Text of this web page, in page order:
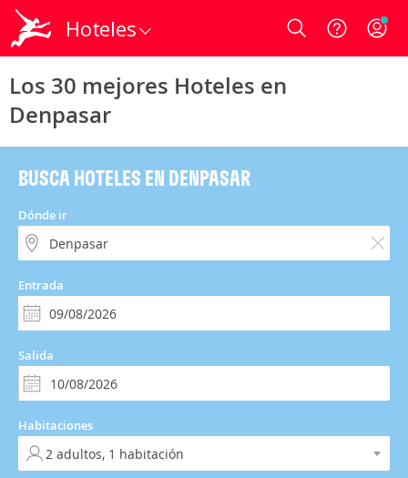
Hoteles Login
Los 30 mejores Hoteles en
Denpasar
BUSCA HOTELES EN DENPASAR
Dónde ir
Entrada
Salida
Habitaciones